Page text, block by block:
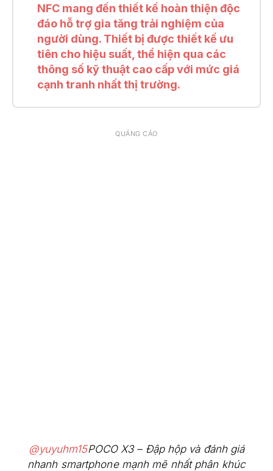
NFC mang đến thiết kế hoàn thiện độc
đáo hỗ trợ gia tăng trải nghiệm của
người dùng. Thiết bị được thiết kế ưu
tiên cho hiệu suất, thể hiện qua các
thông số kỹ thuật cao cấp với mức giá
cạnh tranh nhất thị trường.
QUẢNG CÁO
@yuyuhm15POCO X3 – Đập hộp và đánh giá
nhanh smartphone mạnh mẽ nhất phân khúc